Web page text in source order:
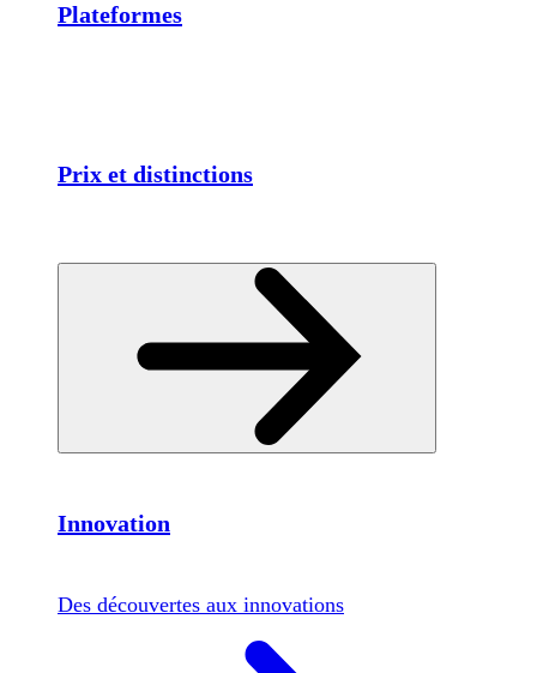
Plateformes
Prix et distinctions
Innovation
Des découvertes aux innovations